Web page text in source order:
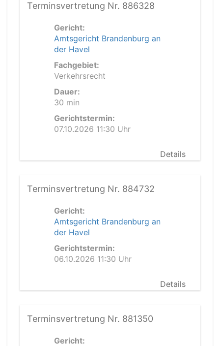
Terminsvertretung Nr. 886328
Gericht:
Amtsgericht Brandenburg an
der Havel
Fachgebiet:
Verkehrsrecht
Dauer:
30 min
Gerichtstermin:
07.10.2026 11:30 Uhr
Details
Terminsvertretung Nr. 884732
Gericht:
Amtsgericht Brandenburg an
der Havel
Gerichtstermin:
06.10.2026 11:30 Uhr
Details
Terminsvertretung Nr. 881350
Gericht: